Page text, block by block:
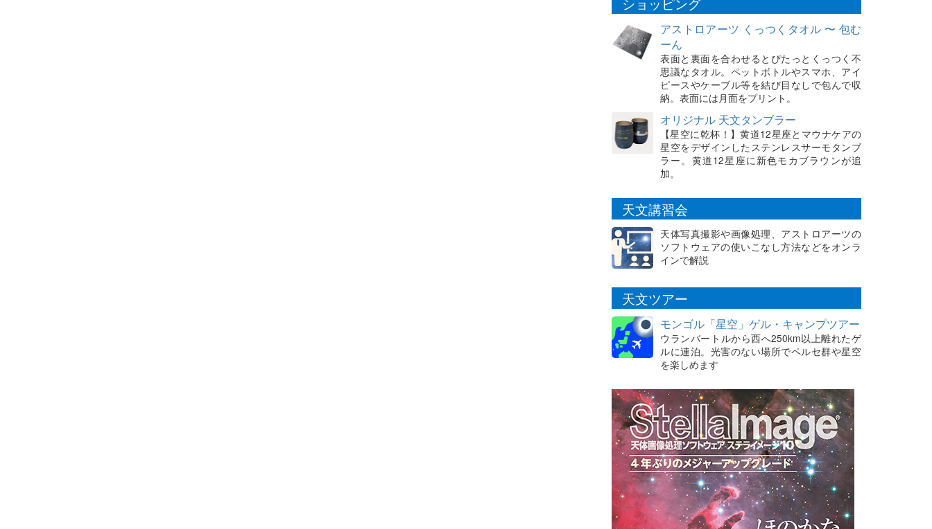
アストロアーツ くっつくタオル 〜 包む
ーん
表面と裏面を合わせるとぴたっとくっつく不
思議なタオル。ペットボトルやスマホ、アイ
ピースやケーブル等を結び目なしで包んで収
納。表面には月面をプリント。
オリジナル 天文タンブラー
【星空に乾杯！】黄道12星座とマウナケアの
星空をデザインしたステンレスサーモタンブ
ラー。黄道12星座に新色モカブラウンが追
加。
天文講習会
天体写真撮影や画像処理、アストロアーツの
ソフトウェアの使いこなし方法などをオンラ
インで解説
天文ツアー
モンゴル「星空」ゲル・キャンプツアー
ウランバートルから西へ250km以上離れたゲ
ルに連泊。光害のない場所でペルセ群や星空
を楽しめます